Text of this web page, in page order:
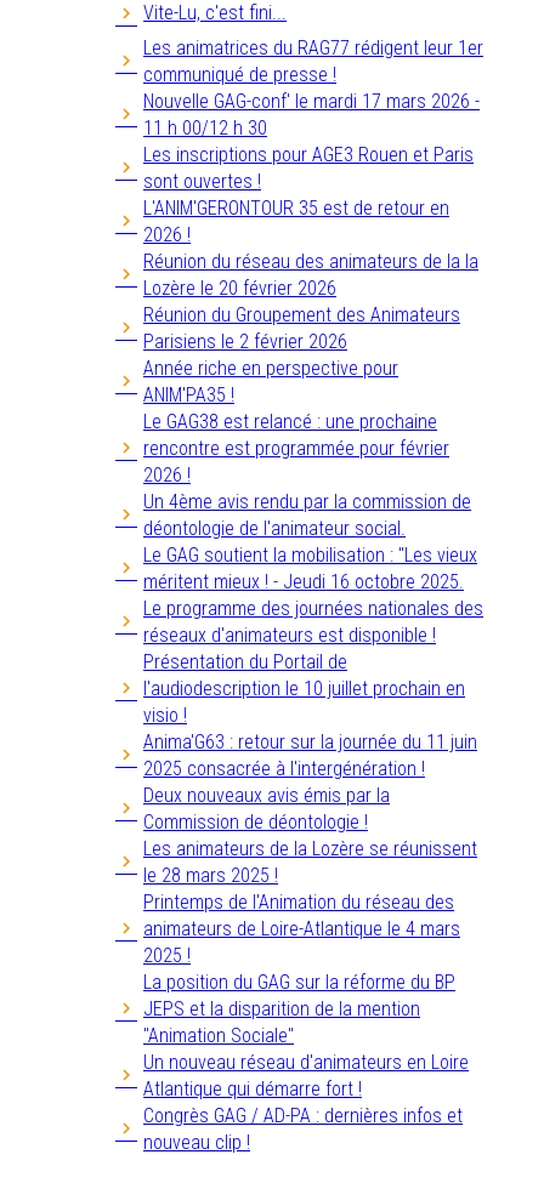
Vite-Lu, c'est fini...
Les animatrices du RAG77 rédigent leur 1er
communiqué de presse !
Nouvelle GAG-conf' le mardi 17 mars 2026 -
11 h 00/12 h 30
Les inscriptions pour AGE3 Rouen et Paris
sont ouvertes !
L'ANIM'GERONTOUR 35 est de retour en
2026 !
Réunion du réseau des animateurs de la la
Lozère le 20 février 2026
Réunion du Groupement des Animateurs
Parisiens le 2 février 2026
Année riche en perspective pour
ANIM'PA35 !
Le GAG38 est relancé : une prochaine
rencontre est programmée pour février
2026 !
Un 4ème avis rendu par la commission de
déontologie de l'animateur social.
Le GAG soutient la mobilisation : "Les vieux
méritent mieux ! - Jeudi 16 octobre 2025.
Le programme des journées nationales des
réseaux d'animateurs est disponible !
Présentation du Portail de
l'audiodescription le 10 juillet prochain en
visio !
Anima'G63 : retour sur la journée du 11 juin
2025 consacrée à l'intergénération !
Deux nouveaux avis émis par la
Commission de déontologie !
Les animateurs de la Lozère se réunissent
le 28 mars 2025 !
Printemps de l'Animation du réseau des
animateurs de Loire-Atlantique le 4 mars
2025 !
La position du GAG sur la réforme du BP
JEPS et la disparition de la mention
"Animation Sociale"
Un nouveau réseau d'animateurs en Loire
Atlantique qui démarre fort !
Congrès GAG / AD-PA : dernières infos et
nouveau clip !